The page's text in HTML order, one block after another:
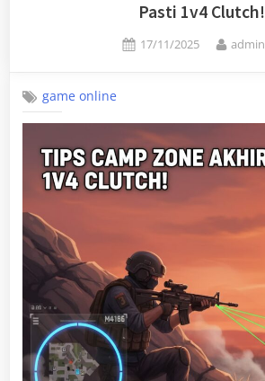
Pasti 1v4 Clutch!
Posted
17/11/2025 By
admin
game online